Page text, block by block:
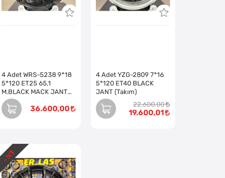
4 Adet WRS-5238 9*18
5*120 ET25 65,1
M.BLACK MACK JANT
(Takım)
36.600,00
4 Adet YZG-2809 7*16
5*120 ET40 BLACK
JANT (Takım)
22.600,00
19.600,01
- %
1